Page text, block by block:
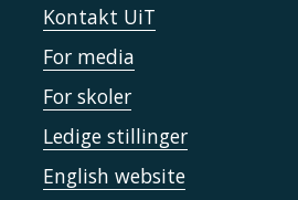
Kontakt UiT
For media
For skoler
Ledige stillinger
English website